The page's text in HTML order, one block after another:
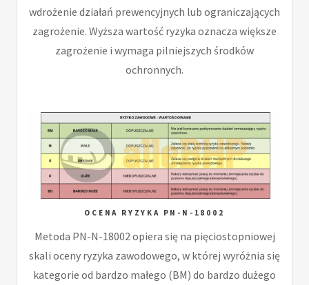
wdrożenie działań prewencyjnych lub ograniczających
zagrożenie. Wyższa wartość ryzyka oznacza większe
zagrożenie i wymaga pilniejszych środków
ochronnych.
OCENA RYZYKA PN-N-18002
Metoda PN-N-18002 opiera się na pięciostopniowej
skali oceny ryzyka zawodowego, w której wyróżnia się
kategorie od bardzo małego (BM) do bardzo dużego